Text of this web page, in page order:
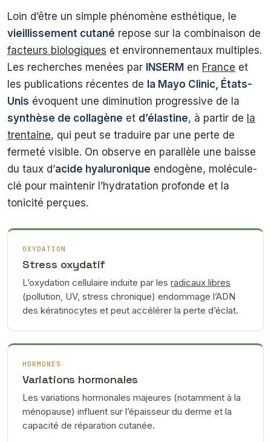
Loin d’être un simple phénomène esthétique, le
vieillissement cutané repose sur la combinaison de
facteurs biologiques et environnementaux multiples.
Les recherches menées par INSERM en France et
les publications récentes de la Mayo Clinic, États-
Unis évoquent une diminution progressive de la
synthèse de collagène et d’élastine, à partir de la
trentaine, qui peut se traduire par une perte de
fermeté visible. On observe en parallèle une baisse
du taux d’acide hyaluronique endogène, molécule-
clé pour maintenir l’hydratation profonde et la
tonicité perçues.
OXYDATION
Stress oxydatif
L’oxydation cellulaire induite par les radicaux libres
(pollution, UV, stress chronique) endommage l’ADN
des kératinocytes et peut accélérer la perte d’éclat.
HORMONES
Variations hormonales
Les variations hormonales majeures (notamment à la
ménopause) influent sur l’épaisseur du derme et la
capacité de réparation cutanée.